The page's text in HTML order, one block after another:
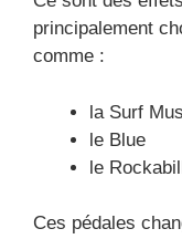
principalement
comme :
la Surf
le Blue
le
Ces pédales